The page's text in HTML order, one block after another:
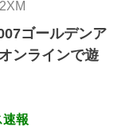
ゴールデンア
ンラインで遊
報